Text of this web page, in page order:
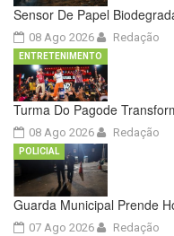
Sensor De Papel
08 Ago 2026 Redação
Turma Do Pagode
08 Ago 2026
ENTRETENIMENTO
Redação
Guarda Municipal Prende
07 Ago 2026
POLICIAL
Redação